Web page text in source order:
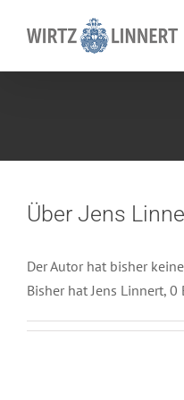
Über Jens
Der Autor hat bisher
Bisher hat Jens Linnert,